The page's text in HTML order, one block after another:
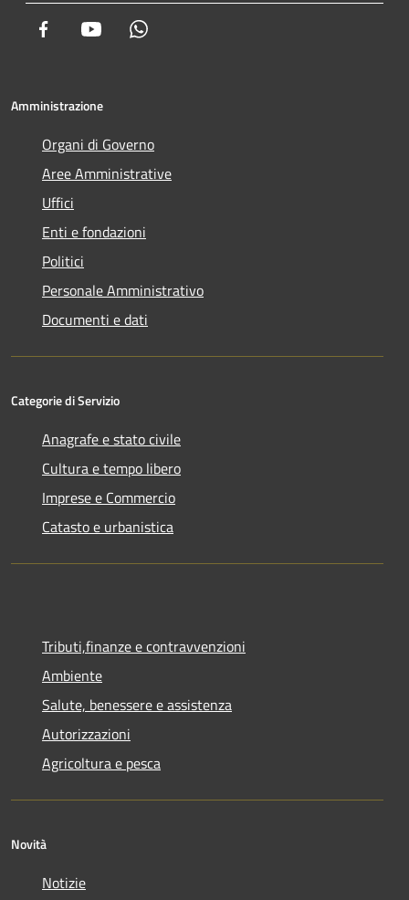
Facebook Youtube
Amministrazione
Organi di Governo
Aree Amministrative
Uffici
Enti e fondazioni
Politici
Personale Amministrativo
Documenti e dati
Categorie di Servizio
Anagrafe e stato civile
Cultura e tempo libero
Imprese e Commercio
Catasto e urbanistica
Tributi,finanze e contravvenzioni
Ambiente
Salute, benessere e assistenza
Autorizzazioni
Agricoltura e pesca
Novità
Notizie